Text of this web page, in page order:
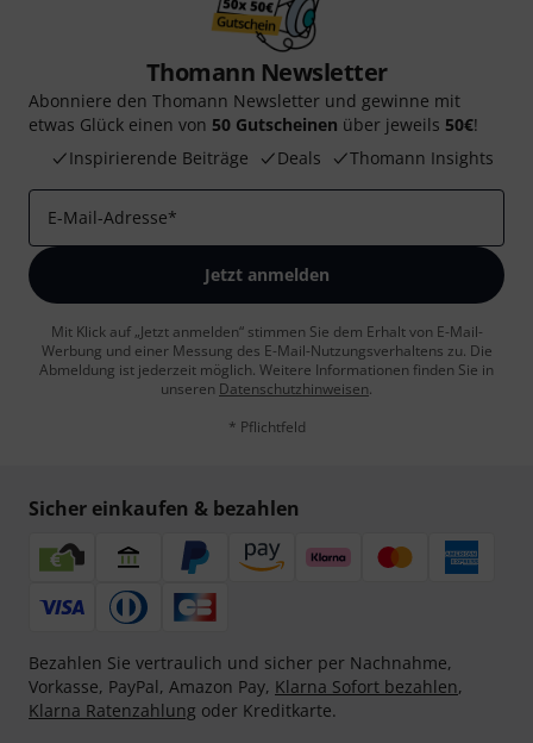
Thomann Newsletter
Abonniere den Thomann Newsletter und gewinne mit
etwas Glück einen von 50 Gutscheinen über jeweils 50€!
Inspirierende Beiträge
Deals Thomann Insights
E-Mail-Adresse*
Jetzt anmelden
Mit Klick auf „Jetzt anmelden“ stimmen Sie dem Erhalt von E-Mail-
Werbung und einer Messung des E-Mail-Nutzungsverhaltens zu. Die
Abmeldung ist jederzeit möglich. Weitere Informationen finden Sie in
unseren Datenschutzhinweisen.
* Pflichtfeld
Sicher einkaufen & bezahlen
Bezahlen Sie vertraulich und sicher per Nachnahme,
Vorkasse, PayPal, Amazon Pay, Klarna Sofort bezahlen,
Klarna Ratenzahlung oder Kreditkarte.